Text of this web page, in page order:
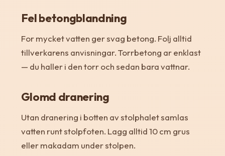
Fel betongblandning
For mycket vatten ger svag betong. Folj alltid
tillverkarens anvisningar. Torrbetong ar enklast
— du haller i den torr och sedan bara vattnar.
Glomd dranering
Utan dranering i botten av stolphalet samlas
vatten runt stolpfoten. Lagg alltid 10 cm grus
eller makadam under stolpen.